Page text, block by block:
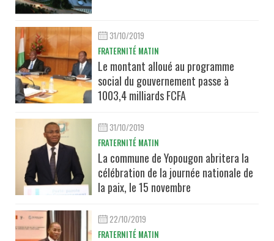
31/10/2019
FRATERNITÉ MATIN
Le montant alloué au programme
social du gouvernement passe à
1003,4 milliards FCFA
31/10/2019
FRATERNITÉ MATIN
La commune de Yopougon abritera la
célébration de la journée nationale de
la paix, le 15 novembre
22/10/2019
FRATERNITÉ MATIN